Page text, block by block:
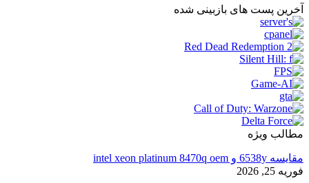
آخرین پست های بازبینی شده
مطالب ویژه
مقایسه 6538y و intel xeon platinum 8470q oem
فوریه 25, 2026